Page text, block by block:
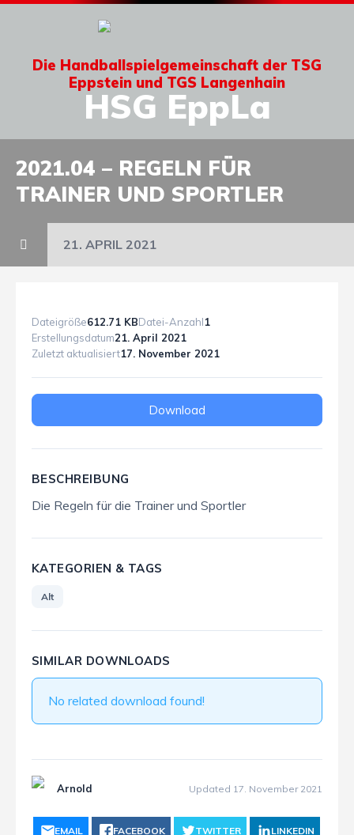
Die Handballspielgemeinschaft der TSG
Eppstein und TGS Langenhain
HSG EppLa
2021.04 – REGELN FÜR
TRAINER UND SPORTLER
21. APRIL 2021
Dateigröße612.71 KBDatei-Anzahl1
Erstellungsdatum21. April 2021
Zuletzt aktualisiert17. November 2021
Download
BESCHREIBUNG
Die Regeln für die Trainer und Sportler
KATEGORIEN & TAGS
Alt
SIMILAR DOWNLOADS
No related download found!
Arnold Updated 17. November 2021
EMAIL FACEBOOK TWITTER LINKEDIN